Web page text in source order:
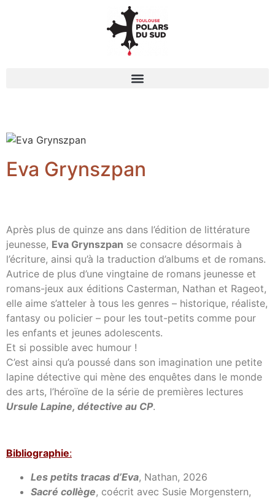
Eva Grynszpan
Après plus de quinze ans dans l’édition de littérature
jeunesse, Eva Grynszpan se consacre désormais à
l’écriture, ainsi qu’à la traduction d’albums et de romans.
Autrice de plus d’une vingtaine de romans jeunesse et
romans-jeux aux éditions Casterman, Nathan et Rageot,
elle aime s’atteler à tous les genres – historique, réaliste,
fantasy ou policier – pour les tout-petits comme pour
les enfants et jeunes adolescents.
Et si possible avec humour !
C’est ainsi qu’a poussé dans son imagination une petite
lapine détective qui mène des enquêtes dans le monde
des arts, l’héroïne de la série de premières lectures
Ursule Lapine, détective au CP.
Bibliographie:
Les petits tracas d’Eva, Nathan, 2026
Sacré collège, coécrit avec Susie Morgenstern,